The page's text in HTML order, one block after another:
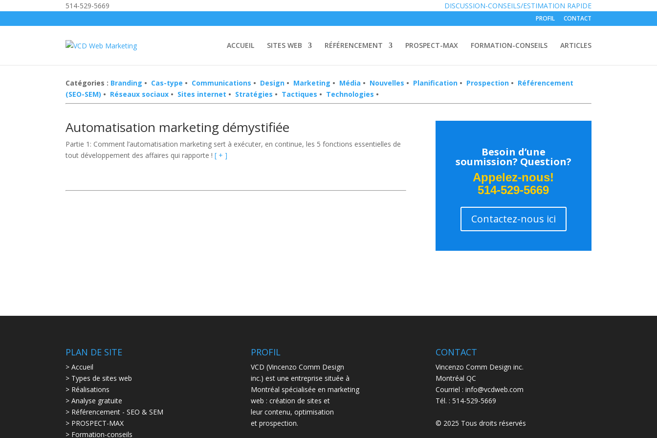
514-529-5669 DISCUSSION-CONSEILS/ESTIMATION RAPIDE
PROFIL CONTACT
ACCUEIL SITES WEB RÉFÉRENCEMENT PROSPECT-MAX FORMATION-CONSEILS ARTICLES
Catégories : Branding • Cas-type • Communications • Design • Marketing • Média • Nouvelles • Planification • Prospection • Référencement
(SEO-SEM) • Réseaux sociaux • Sites internet • Stratégies • Tactiques • Technologies •
Automatisation marketing démystifiée
Partie 1: Comment l’automatisation marketing sert à exécuter, en continue, les 5 fonctions essentielles de
tout développement des affaires qui rapporte ![ + ] Besoin d’une
soumission? Question?
Appelez-nous!
514-529-5669
Contactez-nous ici
PLAN DE SITE
> Accueil
> Types de sites web
> Réalisations
> Analyse gratuite
> Référencement - SEO & SEM
> PROSPECT-MAX
> Formation-conseils
PROFIL
VCD (Vincenzo Comm Design
inc.) est une entreprise située à
Montréal spécialisée en marketing
web : création de sites et
leur contenu, optimisation
et prospection.
CONTACT
Vincenzo Comm Design inc.
Montréal QC
Courriel : info@vcdweb.com
Tél. : 514-529-5669
© 2025 Tous droits réservés